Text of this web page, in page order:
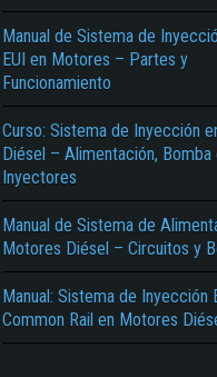
Manual de Sistema de
EUI en Motores – Partes y
Funcionamiento
Curso: Sistema de Inyección
Diésel – Alimentación, Bomba
Inyectores
Manual de Sistema de
Motores Diésel – Circuitos y
Manual: Sistema de Inyección
Common Rail en Motores